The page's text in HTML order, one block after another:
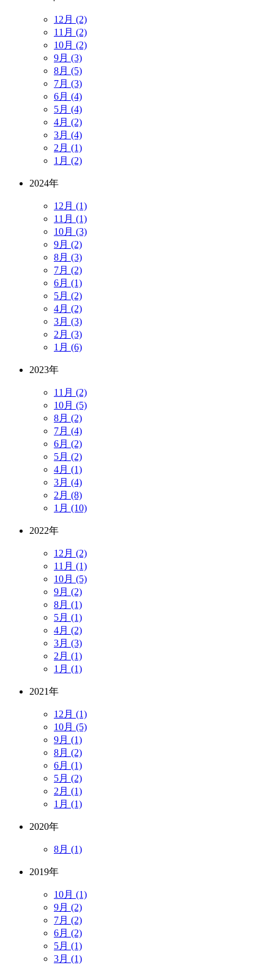
12月 (2)
11月 (2)
10月 (2)
9月 (3)
8月 (5)
7月 (3)
6月 (4)
5月 (4)
4月 (2)
3月 (4)
2月 (1)
1月 (2)
2024年
12月 (1)
11月 (1)
10月 (3)
9月 (2)
8月 (3)
7月 (2)
6月 (1)
5月 (2)
4月 (2)
3月 (3)
2月 (3)
1月 (6)
2023年
11月 (2)
10月 (5)
8月 (2)
7月 (4)
6月 (2)
5月 (2)
4月 (1)
3月 (4)
2月 (8)
1月 (10)
2022年
12月 (2)
11月 (1)
10月 (5)
9月 (2)
8月 (1)
5月 (1)
4月 (2)
3月 (3)
2月 (1)
1月 (1)
2021年
12月 (1)
10月 (5)
9月 (1)
8月 (2)
6月 (1)
5月 (2)
2月 (1)
1月 (1)
2020年
8月 (1)
2019年
10月 (1)
9月 (2)
7月 (2)
6月 (2)
5月 (1)
3月 (1)